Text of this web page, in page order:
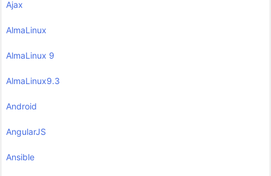
Ajax
AlmaLinux
AlmaLinux 9
AlmaLinux9.3
Android
AngularJS
Ansible